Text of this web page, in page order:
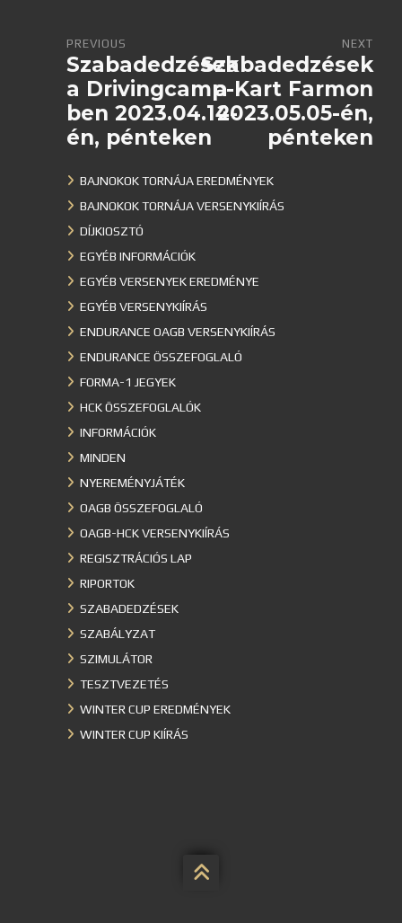
PREVIOUS
Szabadedzések
a Drivingcamp-
ben 2023.04.14-
én, pénteken
NEXT
Szabadedzések
a Kart Farmon
2023.05.05-én,
pénteken
BAJNOKOK TORNÁJA EREDMÉNYEK
BAJNOKOK TORNÁJA VERSENYKIÍRÁS
DÍJKIOSZTÓ
EGYÉB INFORMÁCIÓK
EGYÉB VERSENYEK EREDMÉNYE
EGYÉB VERSENYKIÍRÁS
ENDURANCE OAGB VERSENYKIÍRÁS
ENDURANCE ÖSSZEFOGLALÓ
FORMA-1 JEGYEK
HCK ÖSSZEFOGLALÓK
INFORMÁCIÓK
MINDEN
NYEREMÉNYJÁTÉK
OAGB ÖSSZEFOGLALÓ
OAGB-HCK VERSENYKIÍRÁS
REGISZTRÁCIÓS LAP
RIPORTOK
SZABADEDZÉSEK
SZABÁLYZAT
SZIMULÁTOR
TESZTVEZETÉS
WINTER CUP EREDMÉNYEK
WINTER CUP KIÍRÁS
